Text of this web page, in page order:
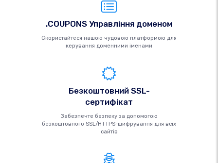
.COUPONS Управління доменом
Скористайтеся нашою чудовою платформою для
керування доменними іменами
Безкоштовний SSL-
сертифікат
Забезпечте безпеку за допомогою
безкоштовного SSL/HTTPS-шифрування для всіх
сайтів